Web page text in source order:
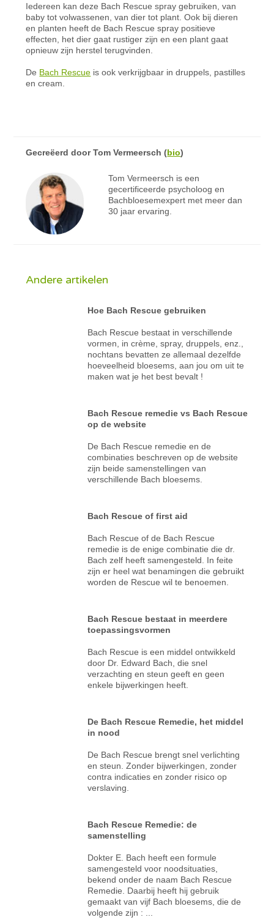
Iedereen kan deze Bach Rescue spray gebruiken, van
baby tot volwassenen, van dier tot plant. Ook bij dieren
en planten heeft de Bach Rescue spray positieve
effecten, het dier gaat rustiger zijn en een plant gaat
opnieuw zijn herstel terugvinden.
De Bach Rescue is ook verkrijgbaar in druppels, pastilles
en cream.
Gecreëerd doorTom Vermeersch (bio)
Tom Vermeersch is een
gecertificeerde psycholoog en
Bachbloesemexpert met meer dan
30 jaar ervaring.
Andere artikelen
Hoe Bach Rescue gebruiken
Bach Rescue bestaat in verschillende
vormen, in crème, spray, druppels, enz.,
nochtans bevatten ze allemaal dezelfde
hoeveelheid bloesems, aan jou om uit te
maken wat je het best bevalt !
Bach Rescue remedie vs Bach Rescue
op de website
De Bach Rescue remedie en de
combinaties beschreven op de website
zijn beide samenstellingen van
verschillende Bach bloesems.
Bach Rescue of first aid
Bach Rescue of de Bach Rescue
remedie is de enige combinatie die dr.
Bach zelf heeft samengesteld. In feite
zijn er heel wat benamingen die gebruikt
worden de Rescue wil te benoemen.
Bach Rescue bestaat in meerdere
toepassingsvormen
Bach Rescue is een middel ontwikkeld
door Dr. Edward Bach, die snel
verzachting en steun geeft en geen
enkele bijwerkingen heeft.
De Bach Rescue Remedie, het middel
in nood
De Bach Rescue brengt snel verlichting
en steun. Zonder bijwerkingen, zonder
contra indicaties en zonder risico op
verslaving.
Bach Rescue Remedie: de
samenstelling
Dokter E. Bach heeft een formule
samengesteld voor noodsituaties,
bekend onder de naam Bach Rescue
Remedie. Daarbij heeft hij gebruik
gemaakt van vijf Bach bloesems, die de
volgende zijn : ...